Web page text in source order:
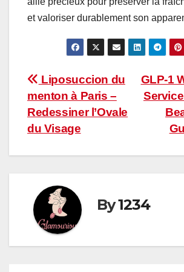
et valoriser durablement son
Post
navigation
GLP-1
Liposuccion du
menton à Paris –
Redessiner l’Ovale
du Visage
By1234